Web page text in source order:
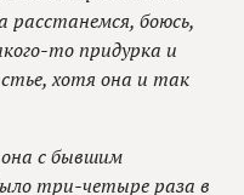
расстанемся, боюсь,
то придурка и
хотя она и так
с бывшим
три-четыре раза в